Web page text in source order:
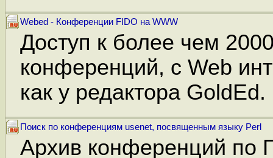
Webed - Конференции FIDO на WWW
Доступ к более чем
конференций, с Web
как у редактора GoldEd.
Поиск по конференциям usenet, посвященным языку Perl
Архив конференций по